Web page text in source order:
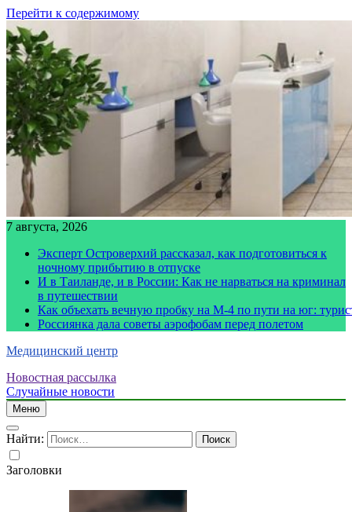
Перейти к содержимому
7 августа, 2026
Эксперт Островерхий рассказал, как подготовиться к
ночному прибытию в отпуске
И в Таиланде, и в России: Как не нарваться на криминал
в путешествии
Как объехать вечную пробку на М-4 по пути на юг:
Россиянка дала советы аэрофобам перед полетом
Медицинский центр
Новостная рассылка
Случайные новости
Меню
Найти:
Заголовки